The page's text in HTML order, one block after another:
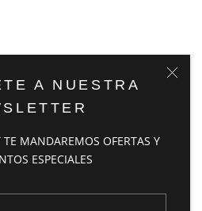
A NUESTRA
MANDAREMOS OFERTAS Y
ESPECIALES